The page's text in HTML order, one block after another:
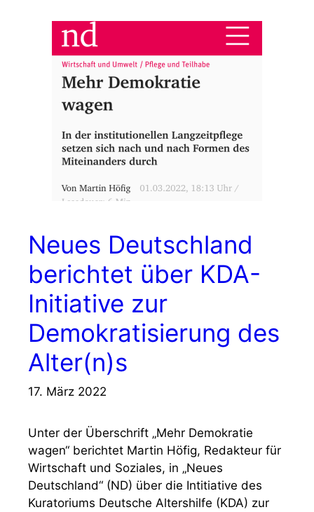
Neues Deutschland
berichtet über KDA-
Initiative zur
Demokratisierung des
Alter(n)s
17. März 2022
Unter der Überschrift „Mehr Demokratie
wagen“ berichtet Martin Höfig, Redakteur für
Wirtschaft und Soziales, in „Neues
Deutschland“ (ND) über die Intitiative des
Kuratoriums Deutsche Altershilfe (KDA) zur